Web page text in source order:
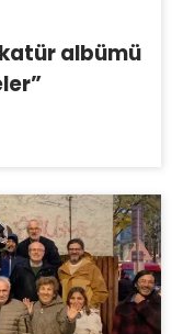
albümü